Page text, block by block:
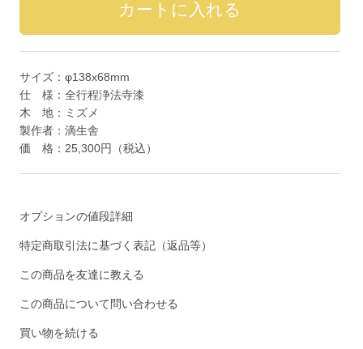
サイズ：φ138x68mm
仕 様：全行程浄法寺漆
木 地：ミズメ
製作者：滴生舎
価 格：25,300円（税込）
オプションの値段詳細
特定商取引法に基づく表記（返品等）
この商品を友達に教える
この商品について問い合わせる
買い物を続ける